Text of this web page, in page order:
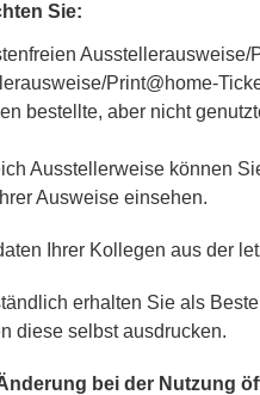
Sie:
Print@home-
bestellte, aber nicht
Ausstellerweise können
Ausweise einsehen.
Ihrer Kollegen aus der
erhalten Sie als
diese selbst ausdrucken.
bei der Nutzung